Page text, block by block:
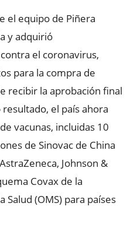
el equipo de Piñera
y adquirió
el coronavirus,
para la compra de
recibir la aprobación final
el país ahora
vacunas, incluidas 10
de Sinovac de China
Johnson &
Covax de la
Salud (OMS) para países